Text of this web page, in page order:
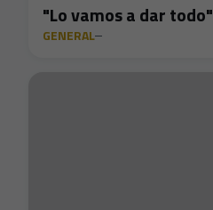
"Lo vamos a dar todo"
GENERAL